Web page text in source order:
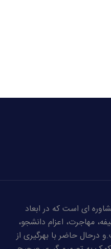
ای است که در ابعاد
مهاجرت، اعزام دانشجو،
درحال حاضر با بهرگیری از